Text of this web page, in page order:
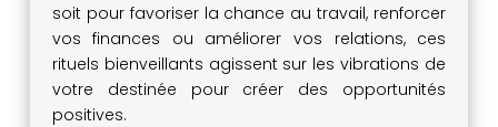
soit pour favoriser la chance au travail, renforcer
vos finances ou améliorer vos relations, ces
rituels bienveillants agissent sur les vibrations de
votre destinée pour créer des opportunités
positives.